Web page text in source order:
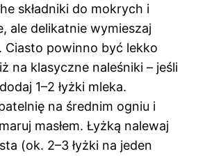
składniki do mokrych i
ale delikatnie wymieszaj
Ciasto powinno być lekko
na klasyczne naleśniki – jeśli
1–2 łyżki mleka.
na średnim ogniu i
masłem. Łyżką nalewaj
(ok. 2–3 łyżki na jeden